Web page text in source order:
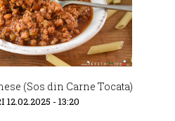
(Sos din Carne Tocata)
12.02.2025 - 13:20